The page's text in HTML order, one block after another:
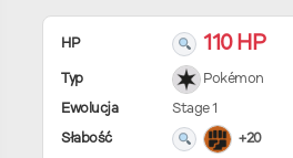
HP 110 HP
Typ Pokémon
Ewolucja Stage 1
Słabość +20